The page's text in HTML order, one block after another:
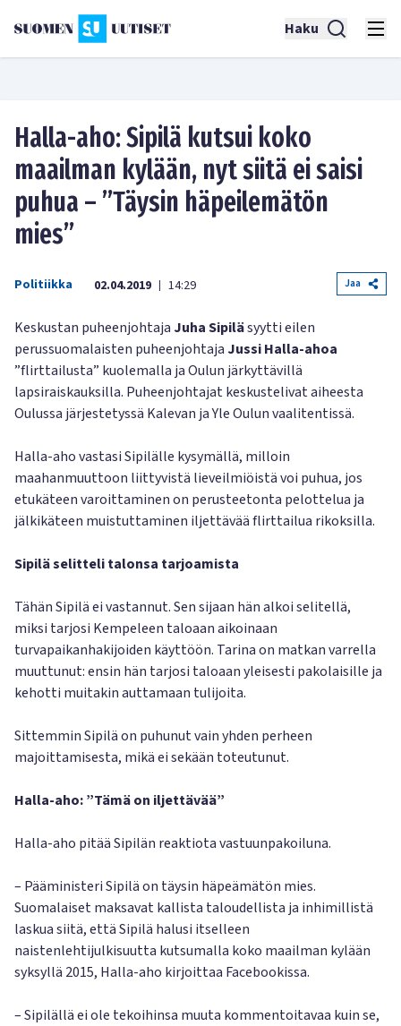
Haku
Halla-aho: Sipilä kutsui koko
maailman kylään, nyt siitä ei saisi
puhua – ”Täysin häpeilemätön
mies”
Politiikka 02.04.2019 | 14:29 Jaa
Keskustan puheenjohtaja Juha Sipiläsyytti eilen
perussuomalaisten puheenjohtaja Jussi Halla-ahoa
”flirttailusta” kuolemalla ja Oulun järkyttävillä
lapsiraiskauksilla. Puheenjohtajat keskustelivat aiheesta
Oulussa järjestetyssä Kalevan ja Yle Oulun vaalitentissä.
Halla-aho vastasi Sipilälle kysymällä, milloin
maahanmuuttoon liittyvistä lieveilmiöistä voi puhua, jos
etukäteen varoittaminen on perusteetonta pelottelua ja
jälkikäteen muistuttaminen iljettävää flirttailua rikoksilla.
Sipilä selitteli talonsa tarjoamista
Tähän Sipilä ei vastannut. Sen sijaan hän alkoi selitellä,
miksi tarjosi Kempeleen taloaan aikoinaan
turvapaikanhakijoiden käyttöön. Tarina on matkan varrella
muuttunut: ensin hän tarjosi taloaan yleisesti pakolaisille ja
kehotti muitakin auttamaan tulijoita.
Sittemmin Sipilä on puhunut vain yhden perheen
majoittamisesta, mikä ei sekään toteutunut.
Halla-aho: ”Tämä on iljettävää”
Halla-aho pitää Sipilän reaktiota vastuunpakoiluna.
– Pääministeri Sipilä on täysin häpeämätön mies.
Suomalaiset maksavat kallista taloudellista ja inhimillistä
laskua siitä, että Sipilä halusi itselleen
naistenlehtijulkisuutta kutsumalla koko maailman kylään
syksyllä 2015, Halla-aho kirjoittaa Facebookissa.
– Sipilällä ei ole tekoihinsa muuta kommentoitavaa kuin se,